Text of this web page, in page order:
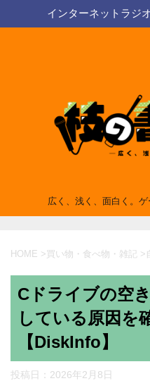
インターネットラジ
広く、浅く、面白く。ゲ
HOME > 買い物・食べ物・雑記 >
Cドライブの空
している原因を
【DiskInfo】
投稿日： 2026年2月8日